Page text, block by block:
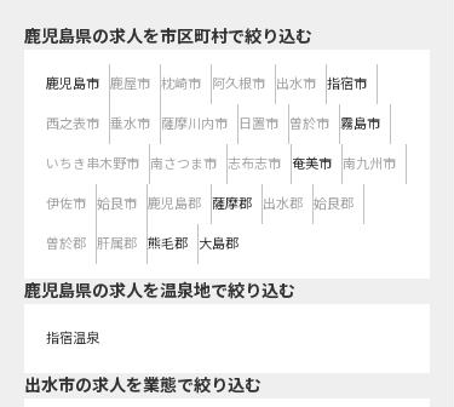
鹿児島県の求人を市区町村で絞り込む
鹿児島市 鹿屋市 枕崎市 阿久根市 出水市 指宿市
西之表市 垂水市 薩摩川内市 日置市 曽於市 霧島市
いちき串木野市 南さつま市 志布志市 奄美市 南九州市
伊佐市 姶良市 鹿児島郡 薩摩郡 出水郡 姶良郡
曽於郡 肝属郡 熊毛郡 大島郡
鹿児島県の求人を温泉地で絞り込む
指宿温泉
出水市の求人を業態で絞り込む